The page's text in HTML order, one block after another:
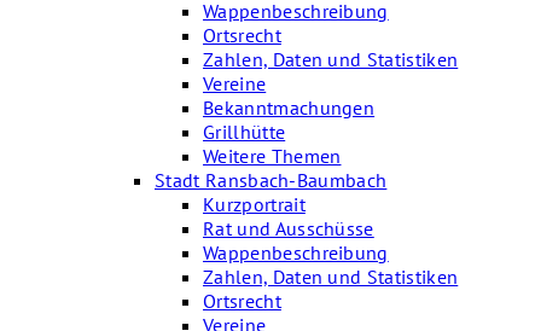
Wappenbeschreibung
Ortsrecht
Zahlen, Daten und Statistiken
Vereine
Bekanntmachungen
Grillhütte
Weitere Themen
Stadt Ransbach-Baumbach
Kurzportrait
Rat und Ausschüsse
Wappenbeschreibung
Zahlen, Daten und Statistiken
Ortsrecht
Vereine